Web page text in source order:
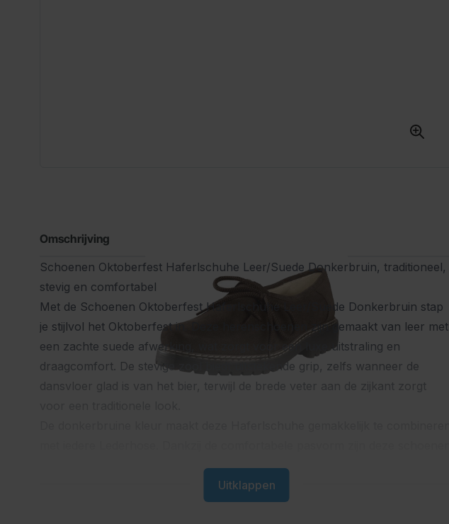
Omschrijving
Schoenen Oktoberfest Haferlschuhe Leer/Suede Donkerbruin, traditioneel,
stevig en comfortabel
Met de Schoenen Oktoberfest Haferlschuhe Leer/Suede Donkerbruin stap
je stijlvol het Oktoberfest in. Deze herenschoenen zijn gemaakt van leer met
een zachte suede afwerking, wat zorgt voor een luxe uitstraling en
draagcomfort. De stevige zool biedt uitstekende grip, zelfs wanneer de
dansvloer glad is van het bier, terwijl de brede veter aan de zijkant zorgt
niet alleen stijlvol, maar ook praktisch voor lange dagen tijdens het
Oktoberfest of andere themafeesten.
Maak je outfit compleet door de Haferlschuhe te combineren met een
Uitklappen